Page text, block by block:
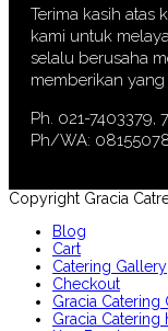
Terima kasih atas
kami untuk
selalu berusaha
memberikan yang
Ph. 021-7403379,
Ph/WA:
Copyright Gracia
Blog
Cart
Catering Gallery
Checkout
Gracia Catering
Gracia Catering